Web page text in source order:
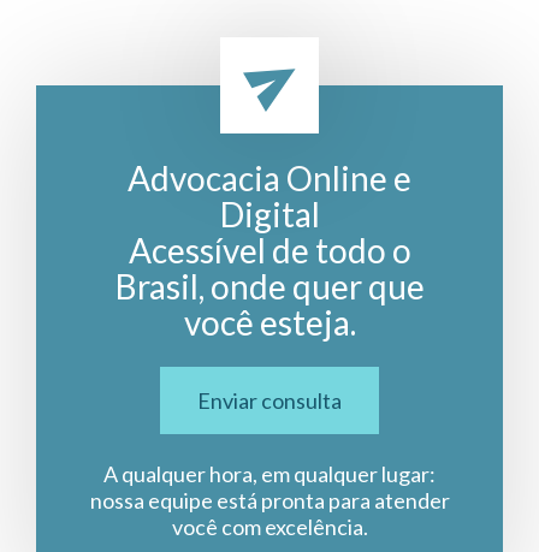
Advocacia Online e
Digital
Acessível de todo o
Brasil, onde quer que
você esteja.
Enviar consulta
A qualquer hora, em qualquer lugar:
nossa equipe está pronta para atender
você com excelência.